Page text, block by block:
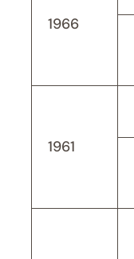
1966
1961